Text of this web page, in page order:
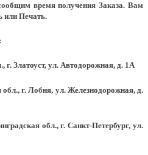
время получения Заказа. Вам
или Печать.
Златоуст, ул. Автодорожная, д. 1А
г. Лобня, ул. Железнодорожная, д.
обл., г. Санкт-Петербург, ул.